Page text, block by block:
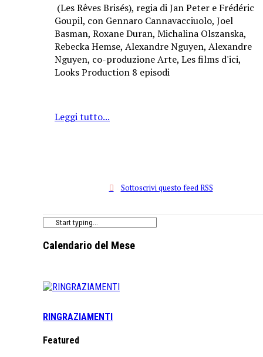
(Les Rêves Brisés), regia di Jan Peter e Frédéric
Goupil, con Gennaro Cannavacciuolo, Joel
Basman, Roxane Duran, Michalina Olszanska,
Rebecka Hemse, Alexandre Nguyen, Alexandre
Nguyen, co-produzione Arte, Les films d'ici,
Looks Production 8 episodi
Leggi tutto...
Sottoscrivi questo feed RSS
Calendario del Mese
RINGRAZIAMENTI
Featured